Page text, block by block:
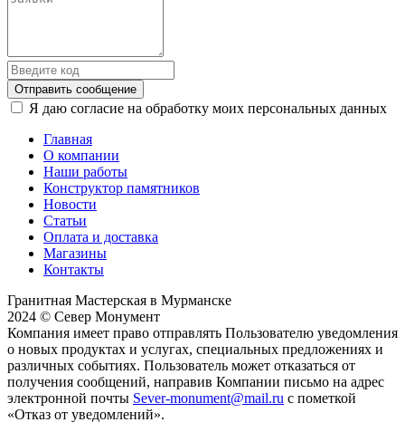
Отправить сообщение
Я даю согласие на обработку моих персональных данных
Главная
О компании
Наши работы
Конструктор памятников
Новости
Статьи
Оплата и доставка
Магазины
Контакты
Гранитная Мастерская в Мурманске
2024 © Север Монумент
Компания имеет право отправлять Пользователю уведомления
о новых продуктах и услугах, специальных предложениях и
различных событиях. Пользователь может отказаться от
получения сообщений, направив Компании письмо на адрес
электронной почты Sever-monument@mail.ru с пометкой
«Отказ от уведомлений».